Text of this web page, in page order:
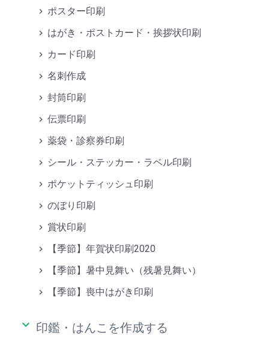
ポスター印刷
はがき・ポストカード・挨拶状印刷
カード印刷
名刺作成
封筒印刷
伝票印刷
薬袋・診察券印刷
シール・ステッカー・ラベル印刷
ポケットティッシュ印刷
のぼり印刷
賞状印刷
【季節】年賀状印刷2020
【季節】暑中見舞い（残暑見舞い）
【季節】喪中はがき印刷
keyboard_arrow_down 印鑑・はんこを作成する